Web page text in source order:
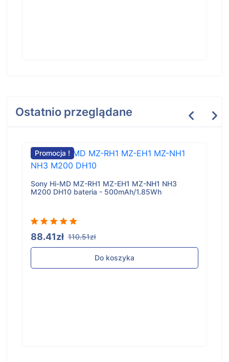
Ostatnio przeglądane
Promocja !
Sony Hi-MD MZ-RH1 MZ-EH1 MZ-NH1 NH3
M200 DH10 bateria - 500mAh/1.85Wh
88.41zł 110.51zł
Do koszyka